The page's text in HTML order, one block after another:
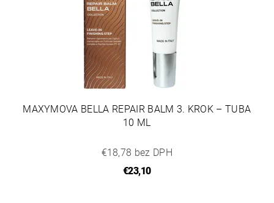
MAXYMOVA BELLA REPAIR BALM 3. KROK – TUBA
10 ML
€18,78 bez DPH
€23,10